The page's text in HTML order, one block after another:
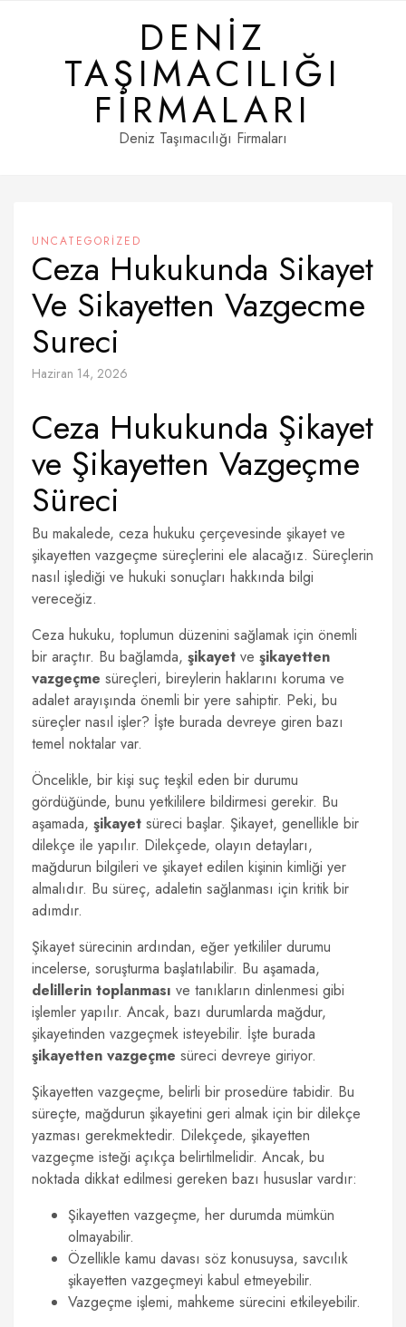
DENIZ
TAŞIMACILIĞI
FIRMALARI
Deniz Taşımacılığı Firmaları
UNCATEGORIZED
Ceza Hukukunda Sikayet
Ve Sikayetten Vazgecme
Sureci
Haziran 14, 2026
Ceza Hukukunda Şikayet
ve Şikayetten Vazgeçme
Süreci
Bu makalede, ceza hukuku çerçevesinde şikayet ve
şikayetten vazgeçme süreçlerini ele alacağız. Süreçlerin
nasıl işlediği ve hukuki sonuçları hakkında bilgi
vereceğiz.
Ceza hukuku, toplumun düzenini sağlamak için önemli
bir araçtır. Bu bağlamda, şikayet ve şikayetten
vazgeçme süreçleri, bireylerin haklarını koruma ve
adalet arayışında önemli bir yere sahiptir. Peki, bu
süreçler nasıl işler? İşte burada devreye giren bazı
temel noktalar var.
Öncelikle, bir kişi suç teşkil eden bir durumu
gördüğünde, bunu yetkililere bildirmesi gerekir. Bu
aşamada, şikayet süreci başlar. Şikayet, genellikle bir
dilekçe ile yapılır. Dilekçede, olayın detayları,
mağdurun bilgileri ve şikayet edilen kişinin kimliği yer
almalıdır. Bu süreç, adaletin sağlanması için kritik bir
adımdır.
Şikayet sürecinin ardından, eğer yetkililer durumu
incelerse, soruşturma başlatılabilir. Bu aşamada,
delillerin toplanması ve tanıkların dinlenmesi gibi
işlemler yapılır. Ancak, bazı durumlarda mağdur,
şikayetinden vazgeçmek isteyebilir. İşte burada
şikayetten vazgeçme süreci devreye giriyor.
Şikayetten vazgeçme, belirli bir prosedüre tabidir. Bu
süreçte, mağdurun şikayetini geri almak için bir dilekçe
yazması gerekmektedir. Dilekçede, şikayetten
vazgeçme isteği açıkça belirtilmelidir. Ancak, bu
noktada dikkat edilmesi gereken bazı hususlar vardır:
Şikayetten vazgeçme, her durumda mümkün
olmayabilir.
Özellikle kamu davası söz konusuysa, savcılık
şikayetten vazgeçmeyi kabul etmeyebilir.
Vazgeçme işlemi, mahkeme sürecini etkileyebilir.